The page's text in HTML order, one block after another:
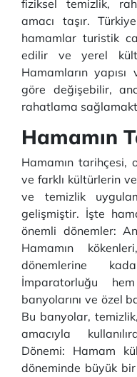
fiziksel temizlik,
amacı taşır.
hamamlar turistik
edilir ve yerel
Hamamların
göre değişebilir,
rahatlama
Hamamın
Hamamın tarihçesi,
ve farklı kültürlerin
ve temizlik
gelişmiştir. İşte
önemli dönemler:
Hamamın
dönemlerine
İmparatorluğu
banyolarını ve özel
Bu banyolar,
amacıyla
Dönemi: Hamam
döneminde büyük